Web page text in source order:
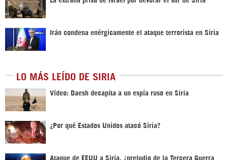
Irán condena enérgicamente el ataque terrorista en Siria
LO MÁS LEÍDO DE SIRIA
Vídeo: Daesh decapita a un espía ruso en Siria
¿Por qué Estados Unidos atacó Siria?
Ataque de EEUU a Siria, ¿preludio de la Tercera Guerra